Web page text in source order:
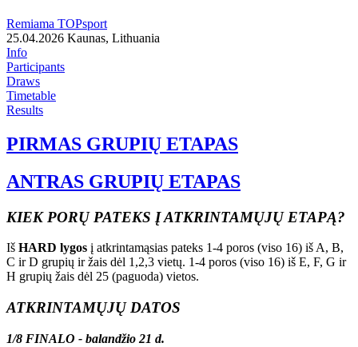
Remiama TOPsport
25.04.2026 Kaunas, Lithuania
Info
Participants
Draws
Timetable
Results
PIRMAS GRUPIŲ ETAPAS
ANTRAS GRUPIŲ ETAPAS
KIEK PORŲ PATEKS Į ATKRINTAMŲJŲ ETAPĄ?
Iš HARD lygos į atkrintamąsias pateks 1-4 poros (viso 16) iš A, B,
C ir D grupių ir žais dėl 1,2,3 vietų. 1-4 poros (viso 16) iš E, F, G ir
H grupių žais dėl 25 (paguoda) vietos.
ATKRINTAMŲJŲ DATOS
1/8 FINALO - balandžio 21 d.